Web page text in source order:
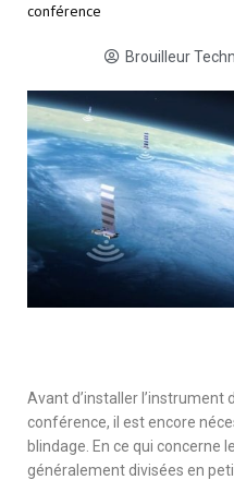
conférence
Brouilleur
Avant d’installer l’instrument
conférence, il est encore
blindage. En ce qui concerne
généralement divisées en